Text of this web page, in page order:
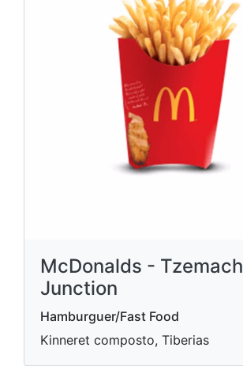
McDonalds - Tzemach
Junction
Hamburguer/Fast Food
Kinneret composto, Tiberias